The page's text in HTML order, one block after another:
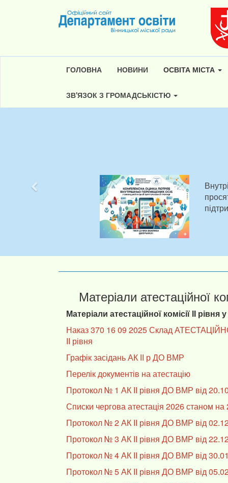
ГОЛОВНА НОВИНИ ОСВІТА МІСТА
ЗВ'ЯЗОК З ГРОМАДСЬКІСТЮ
Матеріали атестаційної
Матеріали атестаційної комісії ІІ рівня
Наказ 370 16 09 2025 Склад
ІІ рівня
Графік засідань АК ІІ р ДО ВМР
Перелік документів на атестацію
Протокол № 1 АК ІІ рівня ДО ВМР від
Списки чергова атестація 2026 станом
Протокол № 2 АК ІІ рівня ДО ВМР від
Протокол № 3 АК ІІ рівня ДО ВМР від
Протокол № 4 АК ІІ рівня ДО ВМР від
Протокол № 5 АК ІІ рівня ДО ВМР від